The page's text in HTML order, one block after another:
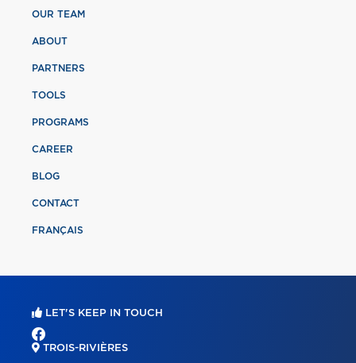
OUR TEAM
ABOUT
PARTNERS
TOOLS
PROGRAMS
CAREER
BLOG
CONTACT
FRANÇAIS
LET'S KEEP IN TOUCH
TROIS-RIVIÈRES